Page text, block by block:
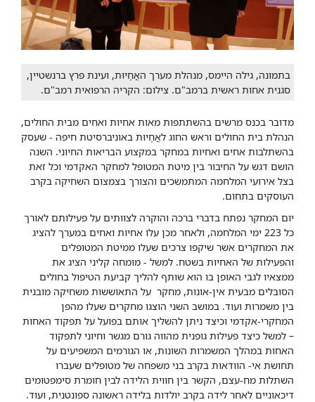
בתמונה, גילה היימס, מנהלת מערך האֲחָיוּת, ועינת פרץ ברנשטיין,
סגנית אחות ראשית ברמב"ם. צילום: הקריה הרפואית רמב"ם.
מדובר בכנס מרשים בהשתתפות מאות אחיות ואחים מבית החולים,
הנהלת בית החולים וראש החוג לאֲחָיוּת באוניברסיטת חיפה - שעסק
בהשתלבות אחים ואחיות במחקר במקצוע הבריאות החיוני. השנה
הושם דגש על החיבור בין מיטת המטופל למחקר האקדמי וכל זאת
בצל אירועי המלחמה המתמשכים והצורך בצמצום השחיקה בקרב
העוסקים בתחום.
יום המחקר נפתח בדברי ברכה והוקרה לצוותים על פעילותם לאורך
כל 223 ימי המלחמה, ולאחר מכן עלו אחיות ואחים במערך להציג
את המחקרים אשר שיקפו צרכים שעלו ממיטת המטופלים
והפעילות של האחיות בשטח. למשל - מומחה קליני הציג את
ממצאיו לגבי האופן בו הוא שותף להליך קביעת הטיפול בחולים
הסובלים מבעית אין-אונות, מחקר על התאוששות משחיקה מובנית
בין משמרות ועוד. במושב השני הוצגו מחקרים שעלו מהפן
המחקרי-אקדמי וכיצד ניתן להשליך אותם בפועל על תפקוד האחות
– למשל כיצד פעילות גופנית מהווה גורם מגשר וחיוני לתפקוד
האחות במהלך המשמרות השונות, או הגורמים המשפיעים על
תחושת אי- הוודאות בקרב בני משפחה של מטופלים שעברו
השתלות מח-עצם, הקשר בין חווית הלידה לבין חומרת סימפטומים
דיכאוניים לאחר לידה בקרב יולדות בלידה ראשונה ספונטנית, ועוד.